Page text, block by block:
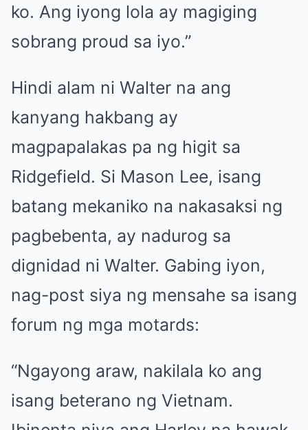
ko. Ang iyong lola ay magiging
sobrang proud sa iyo.”
Hindi alam ni Walter na ang
kanyang hakbang ay
magpapalakas pa ng higit sa
Ridgefield. Si Mason Lee, isang
batang mekaniko na nakasaksi ng
pagbebenta, ay nadurog sa
dignidad ni Walter. Gabing iyon,
nag-post siya ng mensahe sa isang
forum ng mga motards:
“Ngayong araw, nakilala ko ang
isang beterano ng Vietnam.